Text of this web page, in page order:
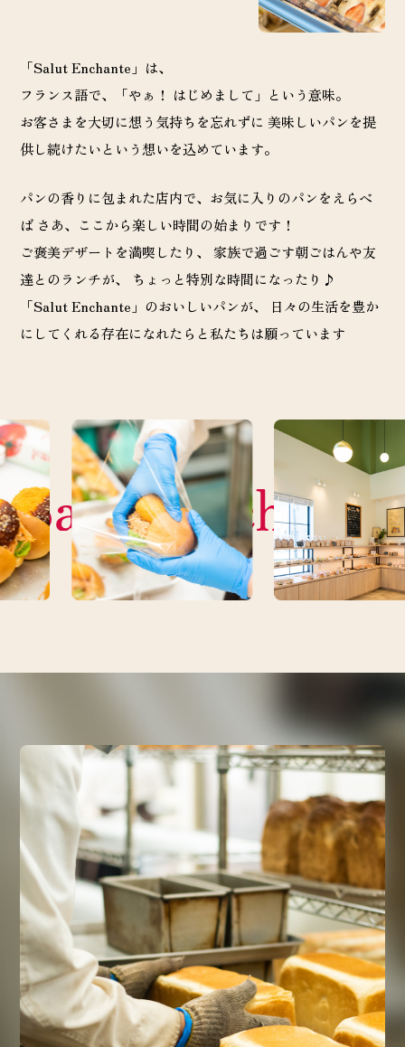
「Salut Enchante」は、
フランス語で、「やぁ！ はじめまして」という意味。
お客さまを大切に想う気持ちを忘れずに 美味しいパンを提
供し続けたいという想いを込めています。
パンの香りに包まれた店内で、お気に入りのパンをえらべ
ば さあ、ここから楽しい時間の始まりです！
ご褒美デザートを満喫したり、
家族で過ごす朝ごはんや友
達とのランチが、 ちょっと特別な時間になったり♪
「Salut Enchante」のおいしいパンが、 日々の生活を豊か
にしてくれる存在になれたらと私たちは願っています